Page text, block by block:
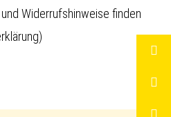
Widerrufshinweise finden
)